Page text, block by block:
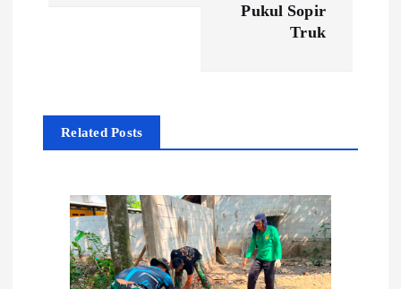
s
Pukul Sopir
Truk
Related Posts